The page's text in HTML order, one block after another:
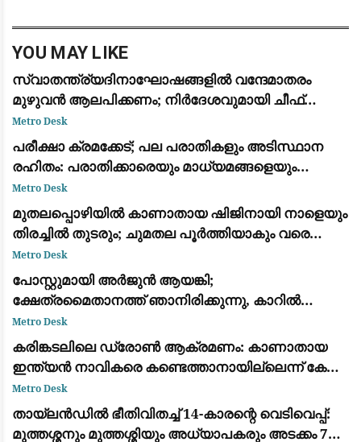
YOU MAY LIKE
സ്വാതന്ത്ര്യദിനാഘോഷങ്ങളിൽ വന്ദേമാതരം
മുഴുവൻ ആലപിക്കണം; നിർദേശവുമായി ചീഫ്
സെക്രട്ടറി
Metro Desk
പരീക്ഷാ ക്രമക്കേട്; പല പരാതികളും അടിസ്ഥാന
രഹിതം: പരാതിക്കാരെയും മാധ്യമങ്ങളെയും
വിമര്‍ശിച്ച് പിഎസ്‌സി
Metro Desk
മുതലപ്പൊഴിയിൽ കാണാതായ ഷിജിനായി നാളെയും
തിരച്ചിൽ തുടരും; ചുമതല പൂർത്തിയാകും വരെ
തീരത്തുണ്ടാകുമെന്ന് മന്ത്രി സി.പി. ജോൺ
Metro Desk
പോസ്റ്റുമായി അർജുൻ ആയങ്കി;
ക്ഷേത്രമൈതാനത്ത് ഞാനിരിക്കുന്നു, കാറിൽ
പാലിയേക്കര ടോൾ പ്ലാസ കടക്കുന്ന ദൃശ്യം
പുറത്ത്: സഹോദരനും ഭാര്യയും കസ്റ്റഡിയിൽ
Metro Desk
കരിങ്കടലിലെ ഡ്രോൺ ആക്രമണം: കാണാതായ
ഇന്ത്യൻ നാവികരെ കണ്ടെത്താനായില്ലെന്ന് കേന്ദ്ര
സർക്കാർ
Metro Desk
തായ്‌ലൻഡിൽ ഭീതിവിതച്ച് 14-കാരന്റെ വെടിവെപ്പ്:
മുത്തശ്ശനും മുത്തശ്ശിയും അധ്യാപകരും അടക്കം 7